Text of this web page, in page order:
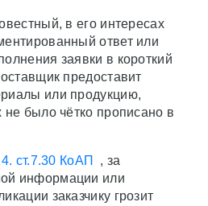
в его интересах
ответ или
заявки в короткий
предоставит
или продукцию,
не было чётко прописано в
ст.7.30 КоАП
, за
информации или
заказчику грозит